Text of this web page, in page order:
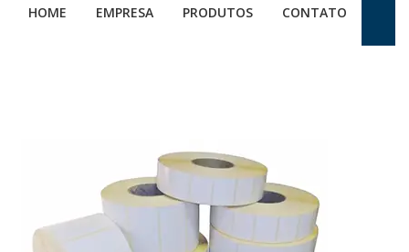
HOME EMPRESA PRODUTOS CONTATO